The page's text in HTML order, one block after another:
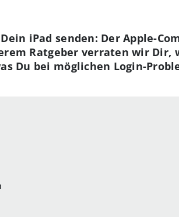
iPad senden: Der Apple-
Ratgeber verraten wir Dir,
Du bei möglichen Login-